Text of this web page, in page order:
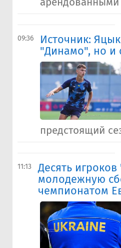
09:36
Источник:
"Динамо", но и
предстоящий
11:13
Десять
молодежную
чемпионатом